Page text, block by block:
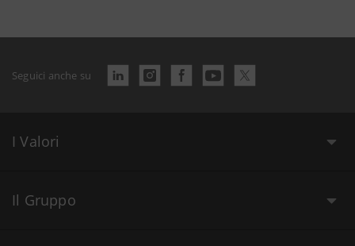
Seguici anche su
I Valori
Il Gruppo